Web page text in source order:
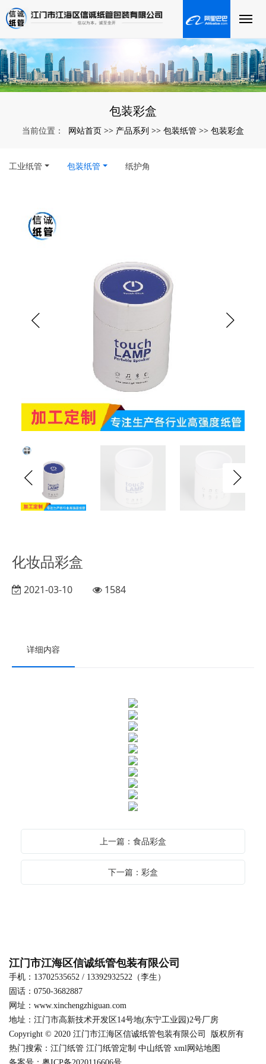
包装彩盒
当前位置： 网站首页 >> 产品系列 >> 包装纸管 >> 包装彩盒
工业纸管 包装纸管 纸护角
化妆品彩盒
2021-03-10 1584
详细内容
上一篇：食品彩盒
下一篇：彩盒
江门市江海区信诚纸管包装有限公司
手机：13702535652 / 13392932522（李生）
固话：0750-3682887
网址： www.xinchengzhiguan.com
地址：江门市高新技术开发区14号地(东宁工业园)2号厂房
Copyright © 2020 江门市江海区信诚纸管包装有限公司 版权所有
热门搜索：江门纸管 江门纸管定制 中山纸管 xml网站地图
备案号：粤ICP备2020116606号